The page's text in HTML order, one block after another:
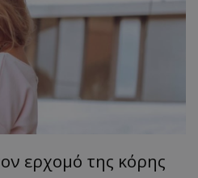
ερχομό της κόρης